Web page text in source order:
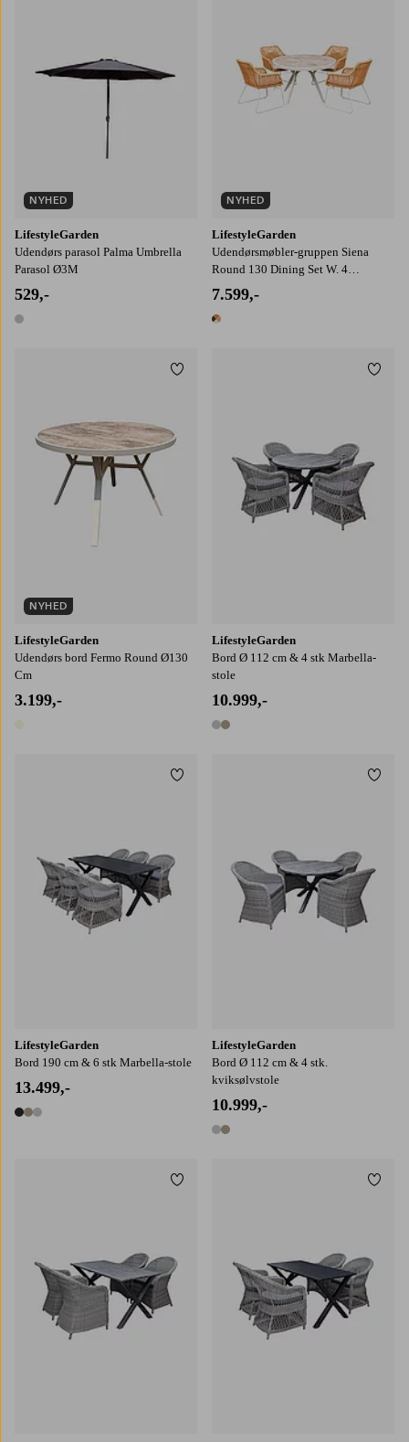
LifestyleGarden
Udendørs parasol Palma Umbrella
Parasol Ø3M
529,-
1 farve
NYHED
LifestyleGarden
Udendørsmøbler-gruppen Siena
Round 130 Dining Set W. 4
Armchairs
7.599,-
1 farve
NYHED
LifestyleGarden
Udendørs bord Fermo Round Ø130
Cm
3.199,-
NYHED
Tilføj til favoritter
LifestyleGarden
Bord Ø 112 cm & 4 stk Marbella-
stole
10.999,-
2 farver
LifestyleGarden
Bord 190 cm & 6 stk Marbella-stole
13.499,-
3 farver
Tilføj til favoritter
LifestyleGarden
Bord Ø 112 cm & 4 stk.
kviksølvstole
10.999,-
2 farver
Tilføj til favoritter